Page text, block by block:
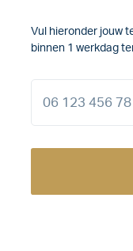
Vul hieronder jouw
binnen 1 werkdag